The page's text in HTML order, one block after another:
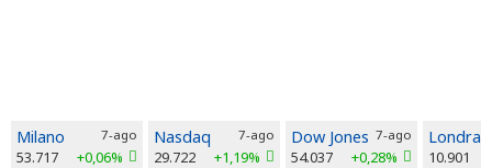
Milano 7-ago
53.717 +0,06%
Nasdaq 7-ago
29.722 +1,19%
Dow Jones 7-ago
54.037 +0,28%
Londra
10.901